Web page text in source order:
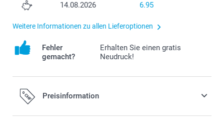
14.08.2026 6.95
Weitere Informationen zu allen Lieferoptionen
Fehler
gemacht?
Erhalten Sie einen gratis
Neudruck!
Preisinformation